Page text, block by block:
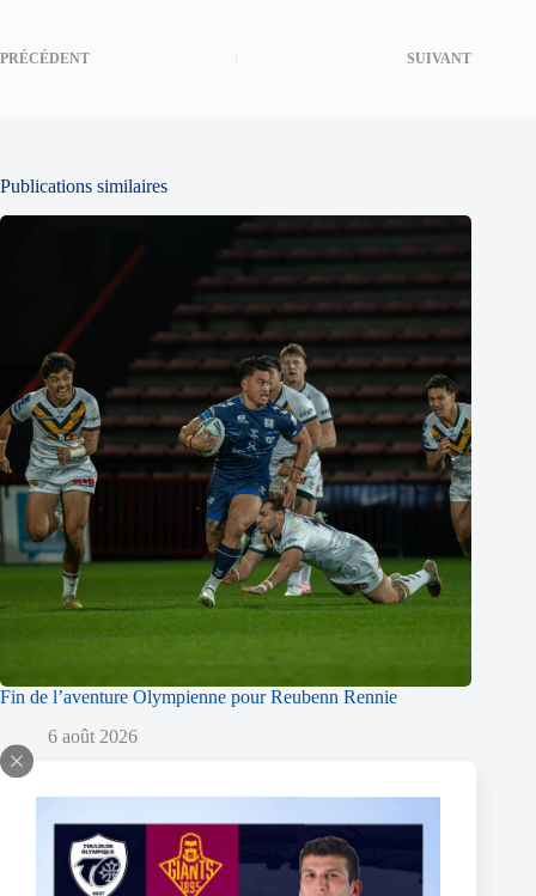
PRÉCÉDENT SUIVANT
Publications similaires
Fin de l’aventure Olympienne pour Reubenn Rennie
6 août 2026